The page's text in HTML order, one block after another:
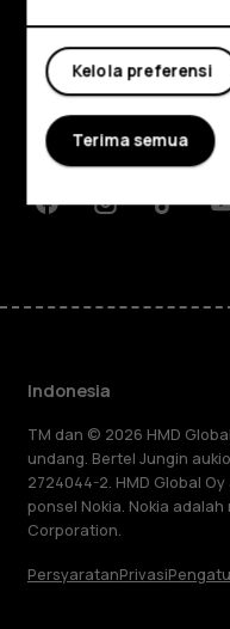
Tentang
Planet and people
Dukungan
FacebookInstagram
Tiktok
Indonesia
TM dan © 2026 HMD
undang. Bertel Jungin
2724044-2. HMD Global
ponsel Nokia. Nokia
Corporation.
PersyaratanPrivasi
Kelola preferensi
Terima semua